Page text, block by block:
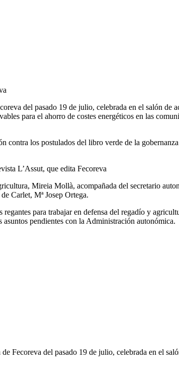
del pasado 19 de julio, celebrada en el salón
para el ahorro de costes energéticos en las
contra los postulados del libro verde de la
L’Assut, que edita Fecoreva
Mireia Mollà, acompañada del secretario
Carlet, Mª Josep Ortega.
regantes para trabajar en defensa del regadío y
asuntos pendientes con la Administración autonómica.
Fecoreva del pasado 19 de julio, celebrada en el